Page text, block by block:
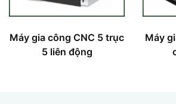
Máy gia công CNC 5 trục
5 liên động
Máy